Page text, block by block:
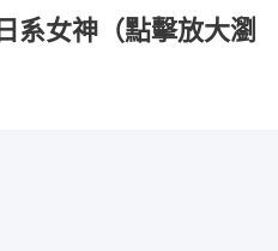
系女神（點擊放大瀏